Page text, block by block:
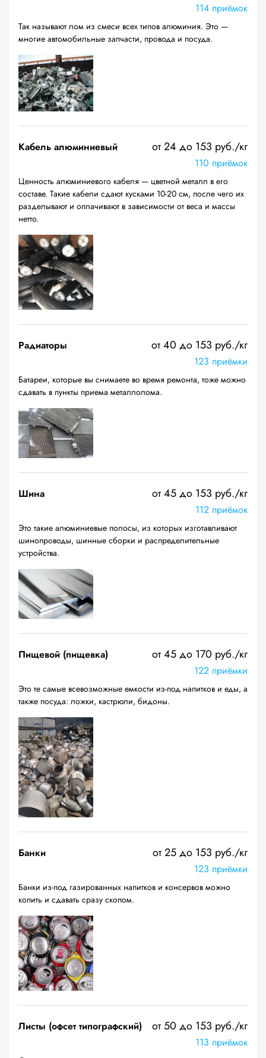
114 приёмок
Так называют лом из смеси всех типов алюминия. Это —
многие автомобильные запчасти, провода и посуда.
Кабель алюминиевый от 24 до 153 руб./кг
110 приёмок
Ценность алюминиевого кабеля — цветной металл в его
составе. Такие кабели сдают кусками 10-20 см, после чего их
разделывают и оплачивают в зависимости от веса и массы
нетто.
Радиаторы от 40 до 153 руб./кг
123 приёмки
Батареи, которые вы снимаете во время ремонта, тоже можно
сдавать в пункты приема металлолома.
Шина от 45 до 153 руб./кг
112 приёмок
Это такие алюминиевые полосы, из которых изготавливают
шинопроводы, шинные сборки и распределительные
устройства.
Пищевой (пищевка) от 45 до 170 руб./кг
122 приёмки
Это те самые всевозможные емкости из-под напитков и еды, а
также посуда: ложки, кастрюли, бидоны.
Банки от 25 до 153 руб./кг
123 приёмки
Банки из-под газированных напитков и консервов можно
копить и сдавать сразу скопом.
Листы (офсет типографский) от 50 до 153 руб./кг
113 приёмок